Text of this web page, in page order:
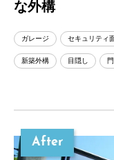
な外構
ガレージ セキュリティ
新築外構 目隠し
After